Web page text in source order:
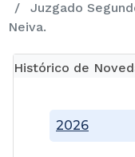
Juzgado
Neiva.
Histórico de
2026